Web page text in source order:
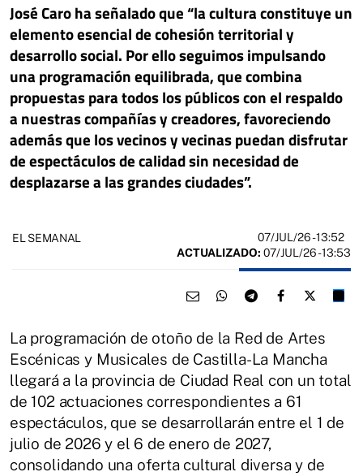
José Caro ha señalado que “la cultura constituye un
elemento esencial de cohesión territorial y
desarrollo social. Por ello seguimos impulsando
una programación equilibrada, que combina
propuestas para todos los públicos con el respaldo
a nuestras compañías y creadores, favoreciendo
además que los vecinos y vecinas puedan disfrutar
de espectáculos de calidad sin necesidad de
desplazarse a las grandes ciudades”.
EL SEMANAL 07/JUL/26- 13:52
ACTUALIZADO: 07/JUL/26 - 13:53
La programación de otoño de la Red de Artes
Escénicas y Musicales de Castilla-La Mancha
llegará a la provincia de Ciudad Real con un total
de 102 actuaciones correspondientes a 61
espectáculos, que se desarrollarán entre el 1 de
julio de 2026 y el 6 de enero de 2027,
consolidando una oferta cultural diversa y de